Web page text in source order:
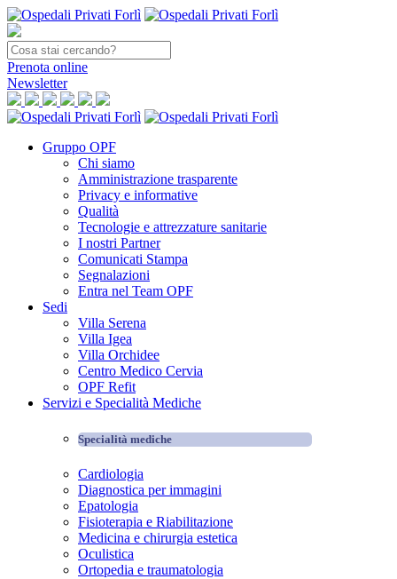
Prenota online
Newsletter
Gruppo OPF
Chi siamo
Amministrazione trasparente
Privacy e informative
Qualità
Tecnologie e attrezzature sanitarie
I nostri Partner
Comunicati Stampa
Segnalazioni
Entra nel Team OPF
Sedi
Villa Serena
Villa Igea
Villa Orchidee
Centro Medico Cervia
OPF Refit
Servizi e Specialità Mediche
Specialità mediche
Cardiologia
Diagnostica per immagini
Epatologia
Fisioterapia e Riabilitazione
Medicina e chirurgia estetica
Oculistica
Ortopedia e traumatologia